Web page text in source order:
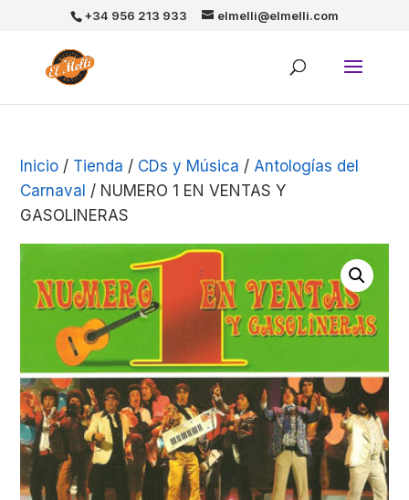
+34 956 213 933 elmelli@elmelli.com
Inicio / Tienda / CDs y Música / Antologías del
Carnaval / NUMERO 1 EN VENTAS Y
GASOLINERAS